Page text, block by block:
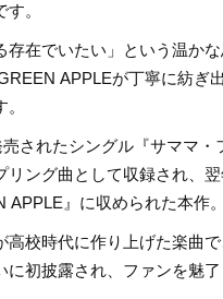
。
存在でいたい」という温か
APPLEが丁寧に紡ぎ
売されたシングル『サママ・
リング曲として収録され、
APPLE』に収められた本作。
高校時代に作り上げた楽曲
に初披露され、ファンを魅了